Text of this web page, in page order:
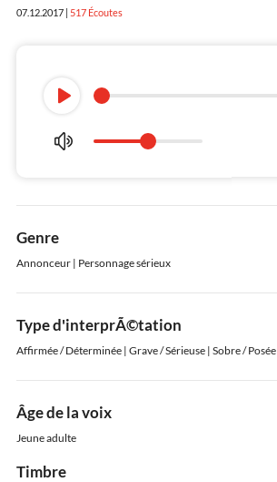
07.12.2017 | 517Écoutes
Genre
Annonceur | Personnage sérieux
Type d'interprÃ©tation
Affirmée / Déterminée | Grave / Sérieuse | Sobre / Posée
Âge de la voix
Jeune adulte
Timbre